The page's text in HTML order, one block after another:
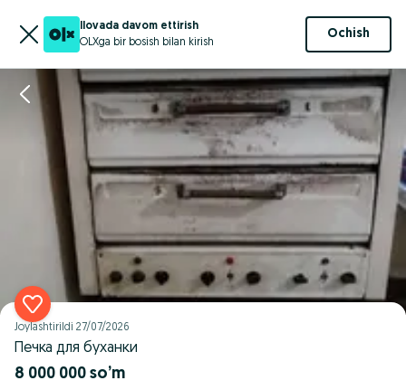
Ilovada davom ettirish
OLXga bir bosish bilan kirish
Ochish
Joylashtirildi 27/07/2026
Печка для буханки
8 000 000 so’m